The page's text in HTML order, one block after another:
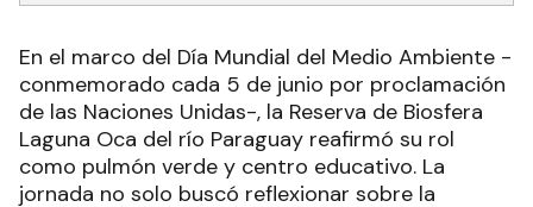
En el marco del Día Mundial del Medio Ambiente -
conmemorado cada 5 de junio por proclamación
de las Naciones Unidas-, la Reserva de Biosfera
Laguna Oca del río Paraguay reafirmó su rol
como pulmón verde y centro educativo. La
jornada no solo buscó reflexionar sobre la